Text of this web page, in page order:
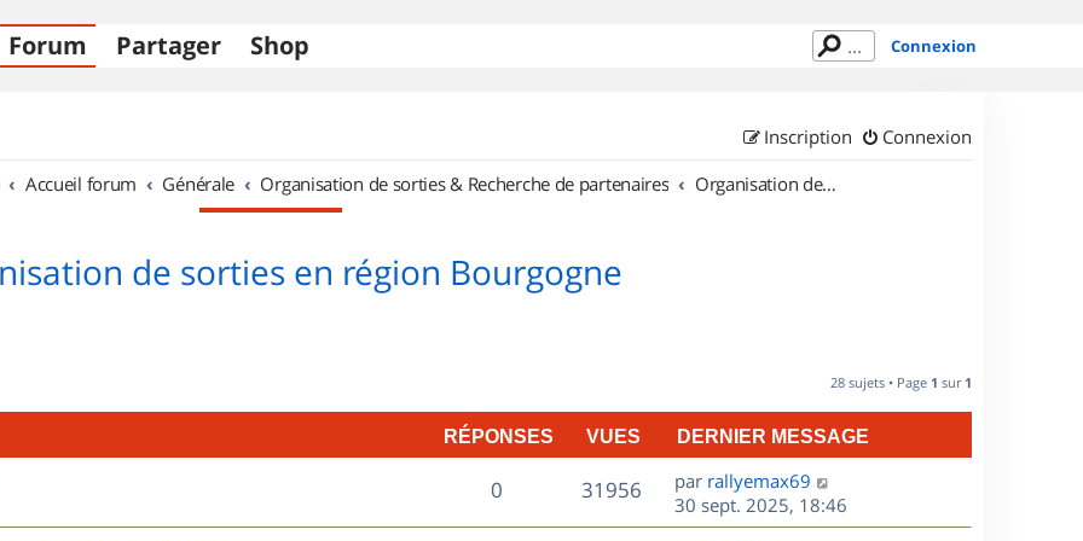
Forum Partager Shop Connexion
Connexion
Inscription
Accueil forum Générale Organisation de sorties & Recherche de partenaires Organisation de sorties en région Bourgogne
de sorties en région Bourgogne
28 sujets • Page 1 sur 1
RÉPONSES VUES DERNIER MESSAGE
0R
é
31956V
u
D
e
r
par rallyemax69
30 sept. 2025, 18:46